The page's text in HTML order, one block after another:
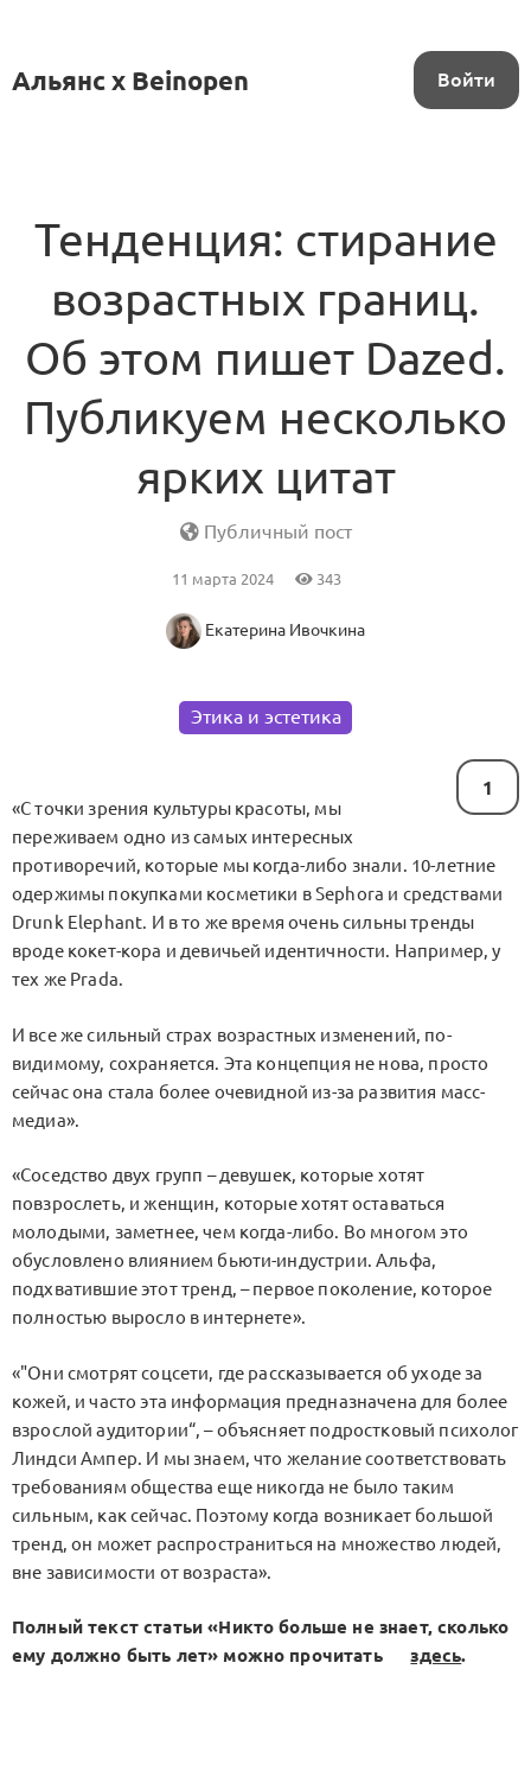
Альянс x Beinopen Войти
Тенденция: стирание
возрастных границ.
Об этом пишет Dazed.
Публикуем несколько
ярких цитат
Публичный пост
11 марта 2024 343
Екатерина Ивочкина
Этика и эстетика
1
«С точки зрения культуры красоты, мы
переживаем одно из самых интересных
противоречий, которые мы когда-либо знали. 10-летние
одержимы покупками косметики в Sephora и средствами
Drunk Elephant. И в то же время очень сильны тренды
вроде кокет-кора и девичьей идентичности. Например, у
тех же Prada.
И все же сильный страх возрастных изменений, по-
видимому, сохраняется. Эта концепция не нова, просто
сейчас она стала более очевидной из-за развития масс-
медиа».
«Соседство двух групп – девушек, которые хотят
повзрослеть, и женщин, которые хотят оставаться
молодыми, заметнее, чем когда-либо. Во многом это
обусловлено влиянием бьюти-индустрии. Альфа,
подхватившие этот тренд, – первое поколение, которое
полностью выросло в интернете».
«"Они смотрят соцсети, где рассказывается об уходе за
кожей, и часто эта информация предназначена для более
взрослой аудитории“, – объясняет подростковый психолог
Линдси Ампер. И мы знаем, что желание соответствовать
требованиям общества еще никогда не было таким
сильным, как сейчас. Поэтому когда возникает большой
тренд, он может распространиться на множество людей,
вне зависимости от возраста».
Полный текст статьи «Никто больше не знает, сколько
ему должно быть лет» можно прочитать
здесь.